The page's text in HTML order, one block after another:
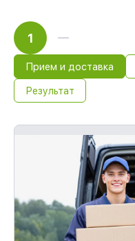
1
Прием и доставка
Результат